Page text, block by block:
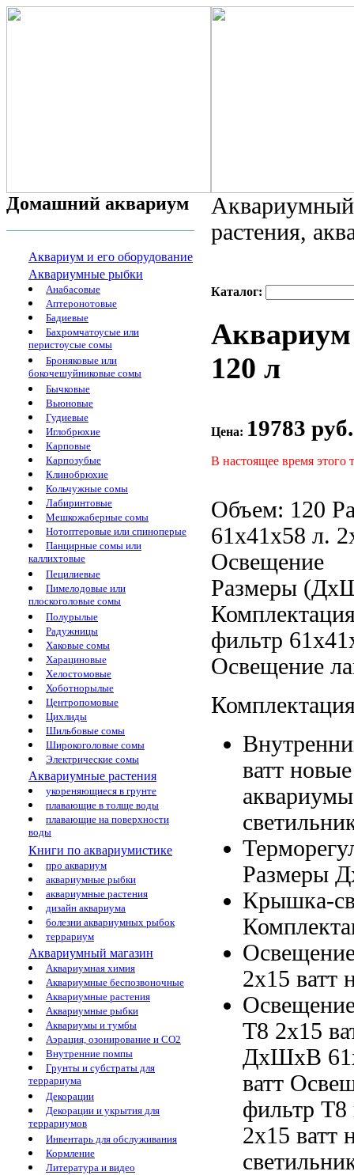
Домашний аквариум
Аквариум и его оборудование
Аквариумные рыбки
Анабасовые
Аптеронотовые
Бадиевые
Бахромчатоусые или
перистоусые сомы
Броняковые или
бокочешуйниковые сомы
Бычковые
Вьюновые
Гудиевые
Иглобрюхие
Карповые
Карпозубые
Клинобрюхие
Кольчужные сомы
Лабиринтовые
Мешкожаберные сомы
Нотоптеровые или спиноперые
Панцирные сомы или
каллихтовые
Пецилиевые
Пимелодовые или
плоскоголовые сомы
Полурылые
Радужницы
Хаковые сомы
Харациновые
Хелостомовые
Хоботнорылые
Центропомовые
Цихлиды
Шильбовые сомы
Широкоголовые сомы
Электрические сомы
Аквариумные растения
укореняющиеся в грунте
плавающие в толще воды
плавающие на поверхности
воды
Книги по аквариумистике
про аквариум
аквариумные рыбки
аквариумные растения
дизайн аквариума
болезни аквариумных рыбок
террариум
Аквариумный магазин
Аквариумная химия
Аквариумные беспозвоночные
Аквариумные растения
Аквариумные рыбки
Аквариумы и тумбы
Аэрация, озонирование и CO2
Внутренние помпы
Грунты и субстраты для
террариума
Декорации
Декорации и укрытия для
террариумов
Инвентарь для обслуживания
Кормление
Литература и видео
растения,
Каталог:
Аквариум
120 л
Цена: 19783 руб.
В настоящее время этого
Объем: 120
61x41x58 л.
Освещение
Размеры
фильтр
Освещение
ватт новые
аквариумы
Размеры
Крышка-
2х15 ватт
T8 2х15
ДхШхВ
ватт
фильтр T8
2х15 ватт